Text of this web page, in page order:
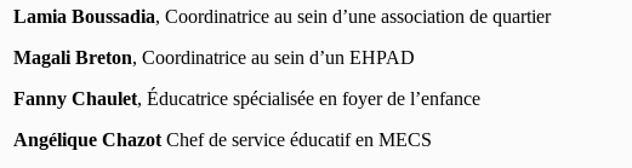
Lamia Boussadia, Coordinatrice au sein d’une association de quartier
Magali Breton, Coordinatrice au sein d’un EHPAD
Fanny Chaulet, Éducatrice spécialisée en foyer de l’enfance
Angélique Chazot Chef de service éducatif en MECS